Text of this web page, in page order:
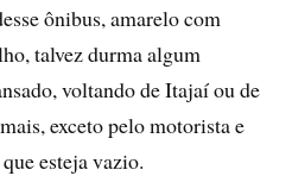
ônibus, amarelo com
talvez durma algum
voltando de Itajaí ou de
exceto pelo motorista e
esteja vazio.